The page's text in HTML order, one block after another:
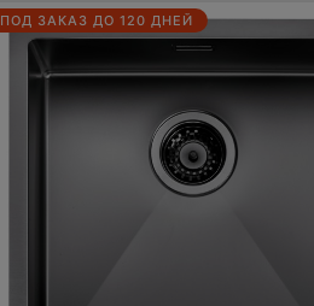
ПОД ЗАКАЗ ДО 120 ДНЕЙ